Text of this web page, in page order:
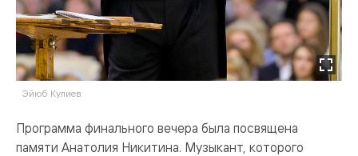
Эйюб Кулиев
Программа финального вечера была посвящена
памяти Анатолия Никитина. Музыкант, которого